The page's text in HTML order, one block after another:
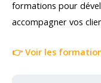
formations pour
accompagner vos
👉 Voir les